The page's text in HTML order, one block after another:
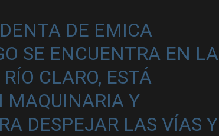
DE EMICA
SE ENCUENTRA EN LA
CLARO, ESTÁ
MAQUINARIA Y
DESPEJAR LAS VÍAS Y